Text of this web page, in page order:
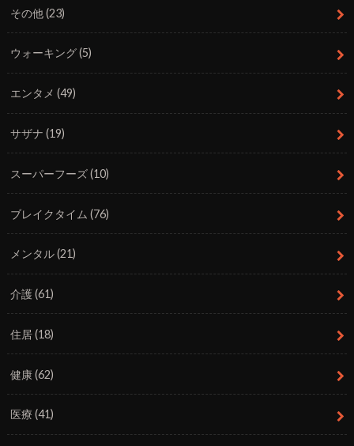
その他(23)
ウォーキング(5)
エンタメ(49)
サザナ(19)
スーパーフーズ(10)
ブレイクタイム(76)
メンタル(21)
介護(61)
住居(18)
健康(62)
医療(41)